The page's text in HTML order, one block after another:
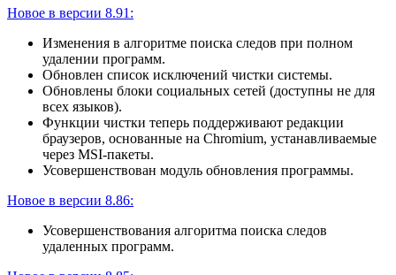
Новое в версии 8.91:
Изменения в алгоритме поиска следов при полном
удалении программ.
Обновлен список исключений чистки системы.
Обновлены блоки социальных сетей (доступны не для
всех языков).
Функции чистки теперь поддерживают редакции
браузеров, основанные на Chromium, устанавливаемые
через MSI-пакеты.
Усовершенствован модуль обновления программы.
Новое в версии 8.86:
Усовершенствования алгоритма поиска следов
удаленных программ.